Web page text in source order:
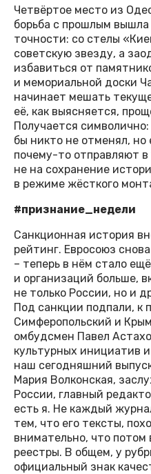
Четвёртое место из
борьба с прошлым
точности: со стелы
советскую звезду, а
избавиться от
и мемориальной доски
начинает мешать
её, как выясняется,
Получается
бы никто не отменял, но
почему-то отправляют
не на сохранение
в режиме жёсткого
#признание_недели
Санкционная история
рейтинг. Евросоюз
– теперь в нём стало
и организаций больше,
не только России, но и
Под санкции подпали, к
Симферопольский и
омбудсмен Павел
культурных инициатив
наш сегодняшний
Мария Волконская,
России, главный
есть я. Не каждый
тем, что его тексты,
внимательно, что потом
реестры. В общем, у
официальный знак